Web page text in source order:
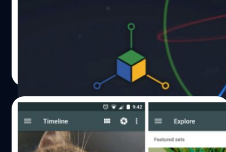
Systems ที่มา : viralforest
มีข่าวการโยกย้าย Project Tango จากทีม ATAP ของ Google
ซึ่ง ณ จุดนี้ ดูเหมือนว่าสถานการณ์ของ Project Tango ยังคง
คุมเครืออยู่ และไม่แน่ใจว่าจะได้ทำต่อหรือไม่
| 4205 days ago
Seene แอพแชร์ภาพในรูปแบบโมเดล 3 มิติ มา
สู่แพลตฟอร์ม Android แล้ว